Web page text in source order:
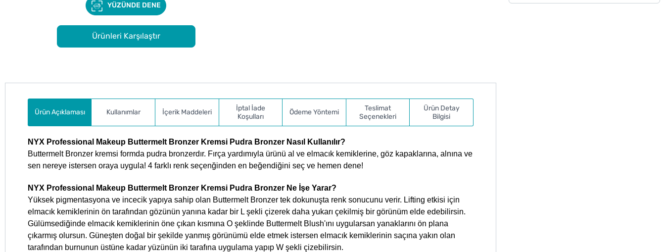
YÜZÜNDE DENE
Ürünleri Karşılaştır
Ürün Açıklaması Kullanımlar İçerik Maddeleri
İptal İade
Koşulları
Ödeme Yöntemi
Teslimat
Seçenekleri
Ürün Detay
Bilgisi
NYX Professional Makeup Buttermelt Bronzer Kremsi Pudra Bronzer Nasıl Kullanılır?
Buttermelt Bronzer kremsi formda pudra bronzerdır. Fırça yardımıyla ürünü al ve elmacık kemiklerine, göz kapaklarına, alnına ve
sen nereye istersen oraya uygula! 4 farklı renk seçenğinden en beğendiğini seç ve hemen dene!
NYX Professional Makeup Buttermelt Bronzer Kremsi Pudra Bronzer Ne İşe Yarar?
Yüksek pigmentasyona ve incecik yapıya sahip olan Buttermelt Bronzer tek dokunuşta renk sonucunu verir. Lifting etkisi için
elmacık kemiklerinin ön tarafından gözünün yanına kadar bir L şekli çizerek daha yukarı çekilmiş bir görünüm elde edebilirsin.
Gülümsediğinde elmacık kemiklerinin öne çıkan kısmına O şeklinde Buttermelt Blush'ını uygularsan yanaklarını ön plana
çıkarmış olursun. Güneşten doğal bir şekilde yanmış görünümü elde etmek istersen elmacık kemiklerinin saçına yakın olan
tarafından burnunun üstüne kadar yüzünün iki tarafına uygulama yapıp W şekli çizebilirsin.